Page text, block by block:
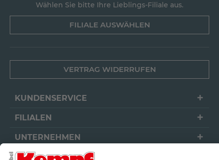
Wählen Sie bitte Ihre Lieblings-Filiale aus.
FILIALE AUSWÄHLEN
VERTRAG WIDERRUFEN
KUNDENSERVICE
FILIALEN
UNTERNEHMEN